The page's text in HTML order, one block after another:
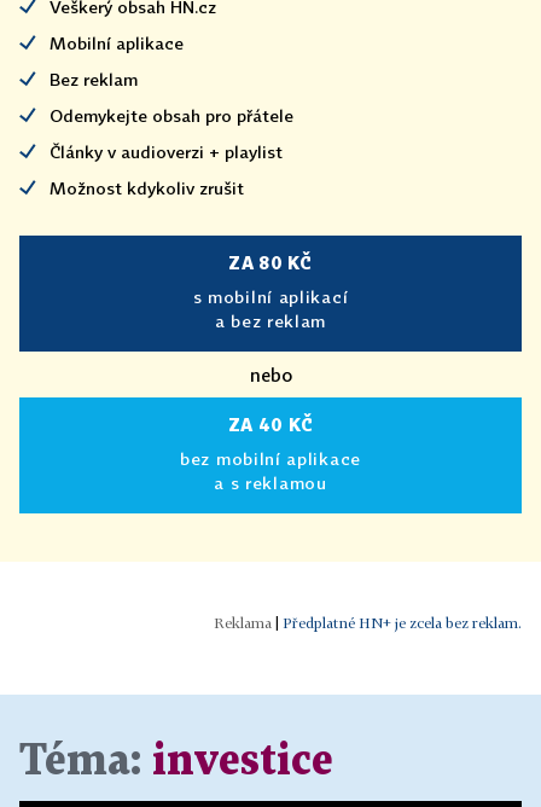
Veškerý obsah HN.cz
Mobilní aplikace
Bez reklam
Odemykejte obsah pro přátele
Články v audioverzi + playlist
Možnost kdykoliv zrušit
ZA 80 KČ
s mobilní aplikací
a bez reklam
nebo
ZA 40 KČ
bez mobilní aplikace
a s reklamou
Předplatné HN+ je zcela bez reklam.
Téma: investice